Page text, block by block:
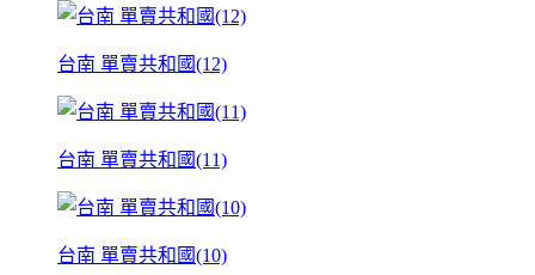
台南 單賣共和國(12)
台南 單賣共和國(11)
台南 單賣共和國(10)